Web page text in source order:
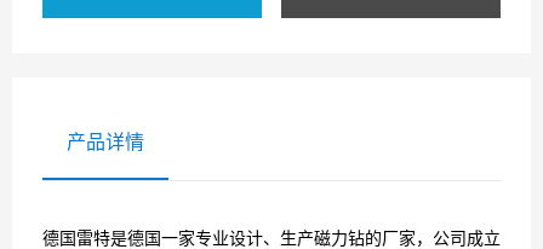
产品详情
德国雷特是德国一家专业设计、生产磁力钻的厂家，公司成立